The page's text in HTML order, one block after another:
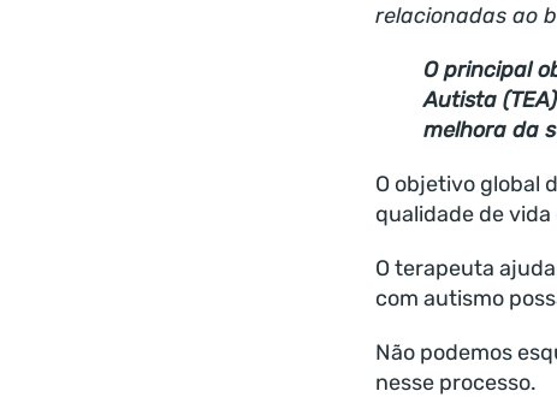
relacionadas ao
O principal
Autista
melhora da
O objetivo global
qualidade de vida
O terapeuta
com autismo
Não podemos
nesse processo.